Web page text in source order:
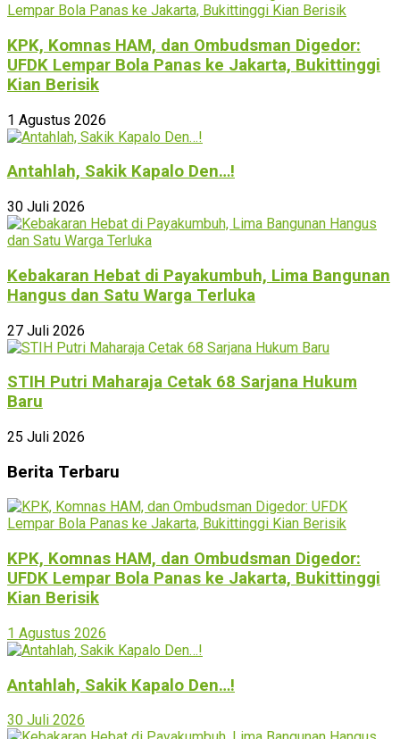
KPK, Komnas HAM, dan Ombudsman Digedor:
UFDK Lempar Bola Panas ke Jakarta, Bukittinggi
Kian Berisik
1 Agustus 2026
Antahlah, Sakik Kapalo Den…!
30 Juli 2026
Kebakaran Hebat di Payakumbuh, Lima Bangunan
Hangus dan Satu Warga Terluka
27 Juli 2026
STIH Putri Maharaja Cetak 68 Sarjana Hukum
Baru
25 Juli 2026
Berita Terbaru
KPK, Komnas HAM, dan Ombudsman Digedor:
UFDK Lempar Bola Panas ke Jakarta, Bukittinggi
Kian Berisik
1 Agustus 2026
Antahlah, Sakik Kapalo Den…!
30 Juli 2026